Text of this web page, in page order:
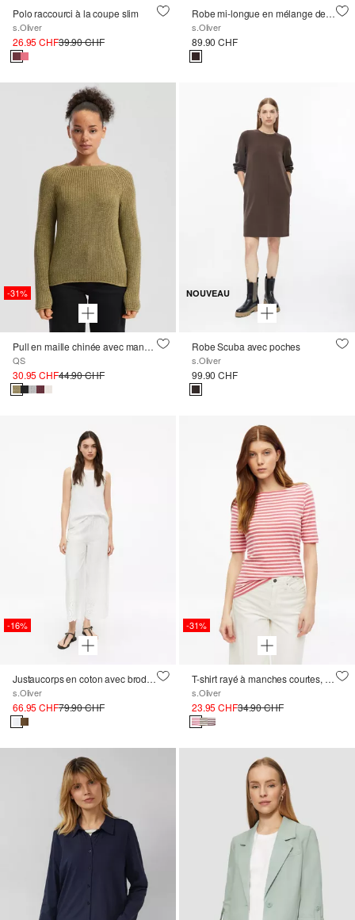
Polo raccourci à la coupe slim
s.Oliver
26.95 CHF39.90 CHF
Robe mi-longue en mélange de tissus avec poches
s.Oliver
89.90 CHF
-31%
Pull en maille chinée avec manches raglan
QS
30.95 CHF44.90 CHF
NOUVEAU
Robe Scuba avec poches
s.Oliver
99.90 CHF
-16%
Justaucorps en coton avec broderie ajourée
s.Oliver
66.95 CHF79.90 CHF
-31%
T-shirt rayé à manches courtes, coupe slim avec fil flammé
s.Oliver
23.95 CHF34.90 CHF